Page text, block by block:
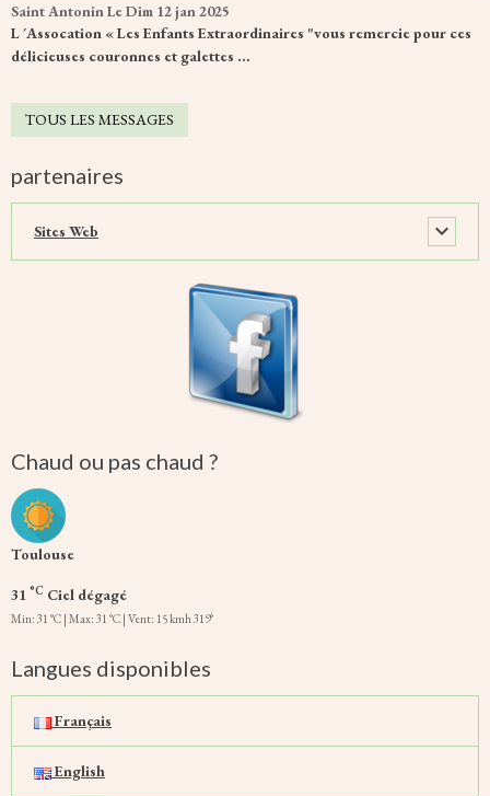
Saint AntoninLe Dim 12 jan 2025
L ´Assocation « Les Enfants Extraordinaires "vous remercie pour ces
délicieuses couronnes et galettes ...
TOUS LES MESSAGES
partenaires
Sites Web
Chaud ou pas chaud ?
Toulouse
31 °C Ciel dégagé
Min: 31 °C | Max: 31 °C | Vent: 15 kmh 319°
Langues disponibles
Français
English